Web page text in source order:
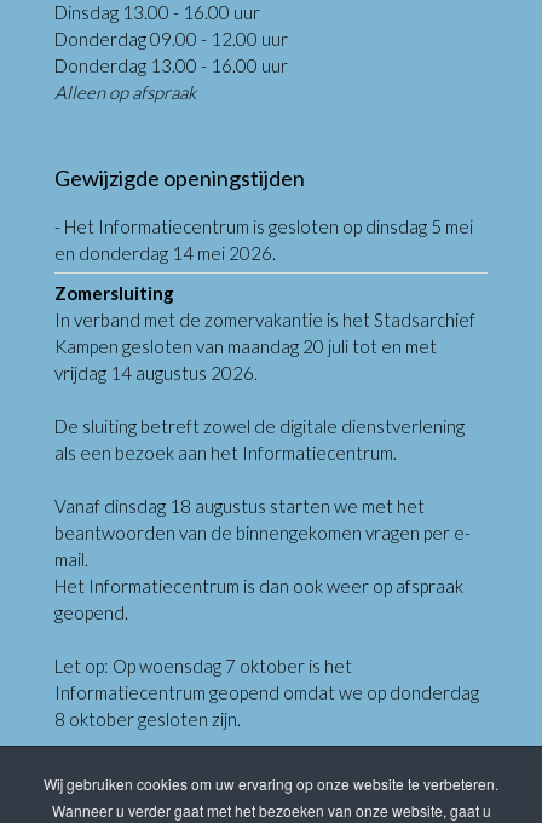
Dinsdag 13.00 - 16.00 uur
Donderdag 09.00 - 12.00 uur
Donderdag 13.00 - 16.00 uur
Alleen op afspraak
Gewijzigde openingstijden
- Het Informatiecentrum is gesloten op dinsdag 5 mei
en donderdag 14 mei 2026.
Zomersluiting
In verband met de zomervakantie is het Stadsarchief
Kampen gesloten van maandag 20 juli tot en met
vrijdag 14 augustus 2026.
De sluiting betreft zowel de digitale dienstverlening
als een bezoek aan het Informatiecentrum.
Vanaf dinsdag 18 augustus starten we met het
beantwoorden van de binnengekomen vragen per e-
mail.
Het Informatiecentrum is dan ook weer op afspraak
geopend.
Let op: Op woensdag 7 oktober is het
Informatiecentrum geopend omdat we op donderdag
8 oktober gesloten zijn.
Klik hieronder om te reserveren
Wij gebruiken cookies om uw ervaring op onze website te verbeteren.
Wanneer u verder gaat met het bezoeken van onze website, gaat u